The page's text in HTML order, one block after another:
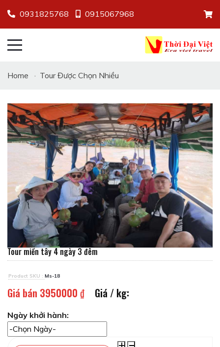
0931825768 0915067968
Home · Tour Được Chọn Nhiều
Tour miền tây 4 ngày 3 đêm
Product SKU : Ms-18
Giá bán 3950000 ₫ Giá / kg:
Ngày khởi hành: